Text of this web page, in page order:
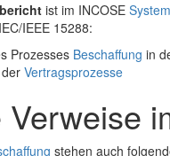
ist im INCOSE
IEEE 15288:
Prozesses Beschaffung in
derVertragsprozesse
Verweise
stehen auch